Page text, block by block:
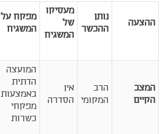
ההצעה
נותן
ההכשר
מעסיקו
של
המשגיח
מפקח על
המשגיח
המצב
הקיים
הרב
המקומי
אין
הסדרה
המועצה
הדתית
באמצעות
מפקחי
כשרות